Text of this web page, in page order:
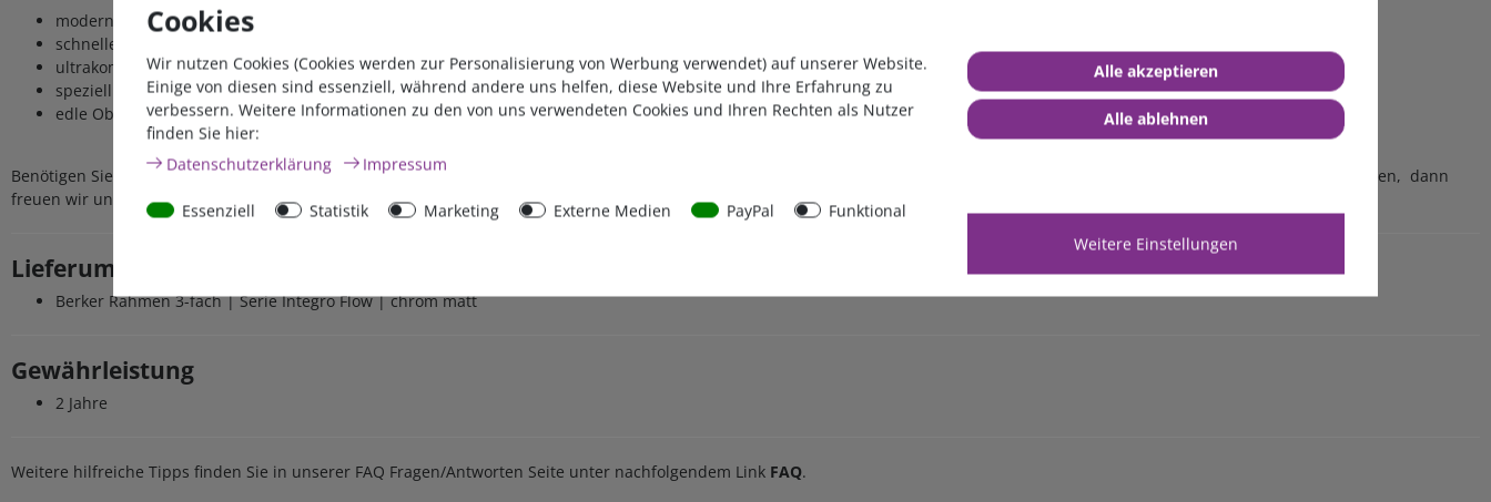
modernes Design
schnelle Montage
ultrakompakte Bauweise
speziell für Freizeitfahrzeuge
edle Oberflächen
Benötigen Sie aus der Berger Integro Flow Serie1-fach,2-fach oder 3-fach Rahmen
finden, dann
freuen wir uns auf Ihren
Anruf oder Ihre Mail .
Lieferumfang
Berker Rahmen 3-fach | Serie Integro Flow | chrom matt
Gewährleistung
2 Jahre
Weitere hilfreiche Tipps finden Sie in unserer FAQ Fragen/Antworten Seite unter nachfolgendem Link FAQ.
Cookies
Wir nutzen Cookies (Cookies werden zur Personalisierung von Werbung verwendet) auf unserer Website.
Einige von diesen sind essenziell, während andere uns helfen, diese Website und Ihre Erfahrung zu
verbessern. Weitere Informationen zu den von uns verwendeten Cookies und Ihren Rechten als Nutzer
finden Sie hier:
Daten­schutz­erklärung
Impressum
Essenziell Statistik Marketing Externe Medien PayPal
Funktional
Weitere Einstellungen
Alle akzeptieren
Alle ablehnen